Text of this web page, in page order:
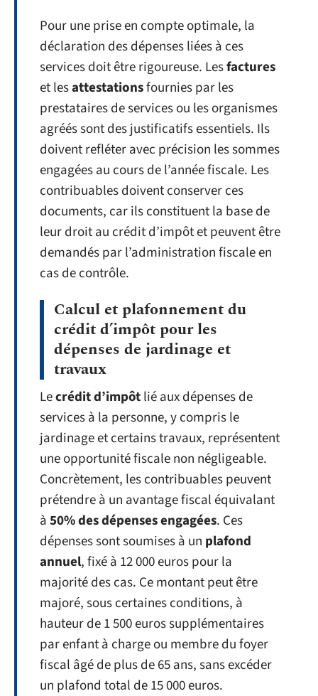
Pour une prise en compte optimale, la
déclaration des dépenses liées à ces
services doit être rigoureuse. Lesfactures
et lesattestationsfournies par les
prestataires de services ou les organismes
agréés sont des justificatifs essentiels. Ils
doivent refléter avec précision les sommes
engagées au cours de l’année fiscale. Les
contribuables doivent conserver ces
documents, car ils constituent la base de
leur droit au crédit d’impôt et peuvent être
demandés par l’administration fiscale en
cas de contrôle.
Calcul et plafonnement du
crédit d’impôt pour les
dépenses de jardinage et
travaux
Lecrédit d’impôtlié aux dépenses de
services à la personne, y compris le
jardinage et certains travaux, représentent
une opportunité fiscale non négligeable.
Concrètement, les contribuables peuvent
prétendre à un avantage fiscal équivalant
à50% des dépenses engagées. Ces
dépenses sont soumises à un plafond
annuel, fixé à 12 000 euros pour la
majorité des cas. Ce montant peut être
majoré, sous certaines conditions, à
hauteur de 1 500 euros supplémentaires
par enfant à charge ou membre du foyer
fiscal âgé de plus de 65 ans, sans excéder
un plafond total de 15 000 euros.